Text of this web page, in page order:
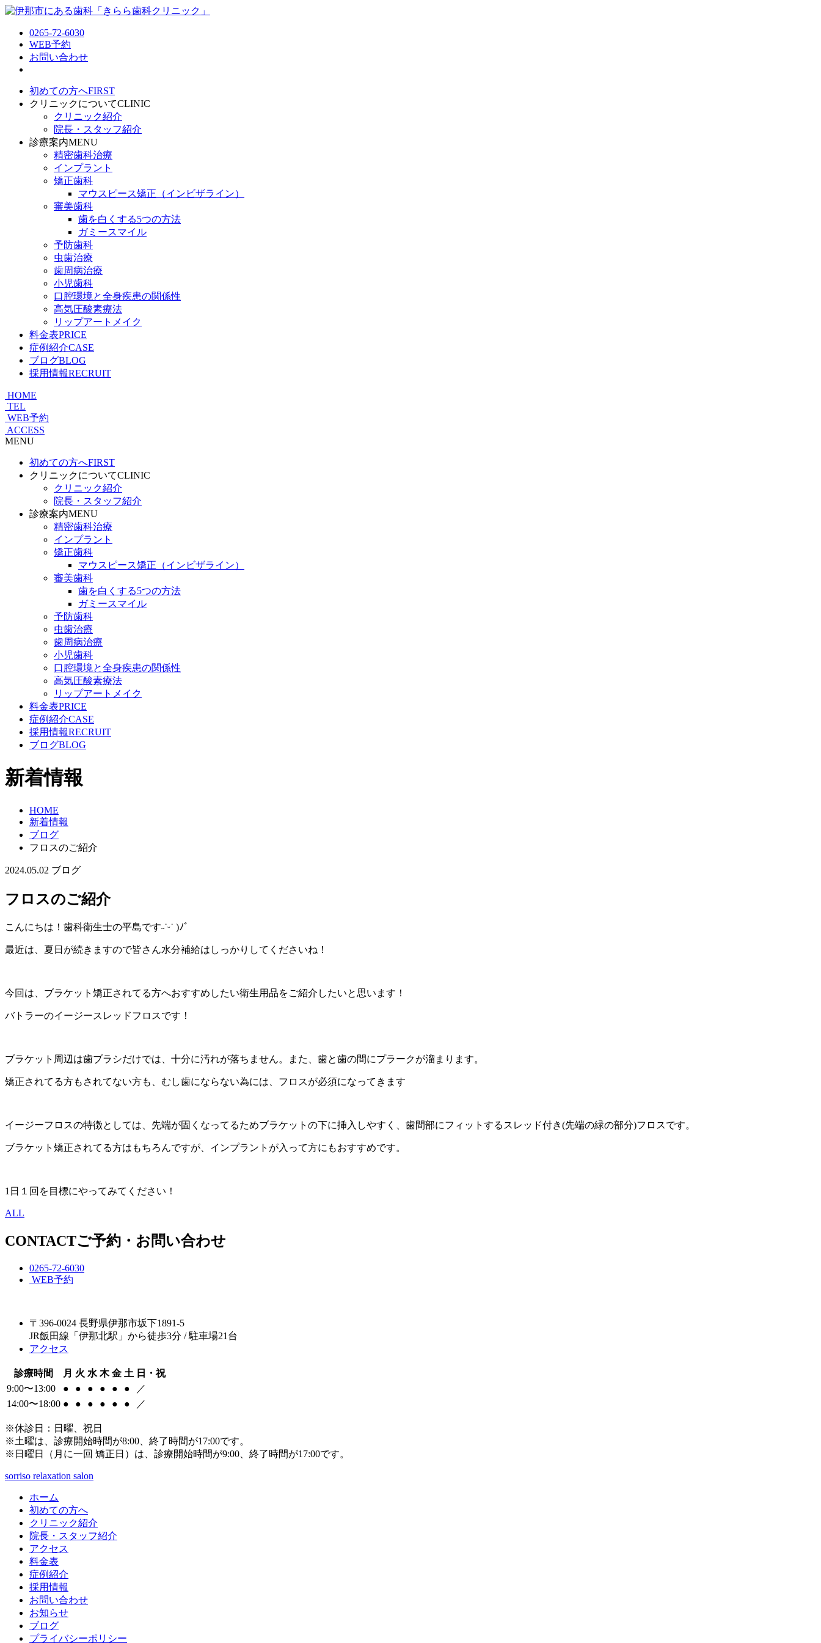
0265-72-6030
WEB予約
お問い合わせ
初めての方へFIRST
クリニックについてCLINIC
クリニック紹介
院長・スタッフ紹介
診療案内MENU
精密歯科治療
インプラント
矯正歯科
マウスピース矯正（インビザライン）
審美歯科
歯を白くする5つの方法
ガミースマイル
予防歯科
虫歯治療
歯周病治療
小児歯科
口腔環境と全身疾患の関係性
高気圧酸素療法
リップアートメイク
料金表PRICE
症例紹介CASE
ブログBLOG
採用情報RECRUIT
HOME
TEL
WEB予約
ACCESS
MENU
初めての方へFIRST
クリニックについてCLINIC
クリニック紹介
院長・スタッフ紹介
診療案内MENU
精密歯科治療
インプラント
矯正歯科
マウスピース矯正（インビザライン）
審美歯科
歯を白くする5つの方法
ガミースマイル
予防歯科
虫歯治療
歯周病治療
小児歯科
口腔環境と全身疾患の関係性
高気圧酸素療法
リップアートメイク
料金表PRICE
症例紹介CASE
採用情報RECRUIT
ブログBLOG
新着情報
HOME
新着情報
ブログ
フロスのご紹介
2024.05.02 ブログ
フロスのご紹介
こんにちは！歯科衛生士の平島です˶˙ᵕ˙ )ﾉﾞ
最近は、夏日が続きますので皆さん水分補給はしっかりしてくださいね！
今回は、ブラケット矯正されてる方へおすすめしたい衛生用品をご紹介したいと思います！
バトラーのイージースレッドフロスです！
ブラケット周辺は歯ブラシだけでは、十分に汚れが落ちません。また、歯と歯の間にプラークが溜まります。
矯正されてる方もされてない方も、むし歯にならない為には、フロスが必須になってきます
イージーフロスの特徴としては、先端が固くなってるためブラケットの下に挿入しやすく、歯間部にフィットするスレッド付き(先端の緑の部分)フロスです。
ブラケット矯正されてる方はもちろんですが、インプラントが入って方にもおすすめです。
1日１回を目標にやってみてください！
ALL
CONTACTご予約・お問い合わせ
0265-72-6030
WEB予約
〒396-0024 長野県伊那市坂下1891-5
JR飯田線「伊那北駅」から徒歩3分 / 駐車場21台
アクセス
診療時間 月 火 水 木 金 土 日・祝
9:00〜13:00
● ● ● ● ● ●
／
14:00〜18:00 ● ● ● ● ● ● ／
※休診日：日曜、祝日
※土曜は、診療開始時間が8:00、終了時間が17:00です。
※日曜日（月に一回 矯正日）は、診療開始時間が9:00、終了時間が17:00です。
sorriso relaxation salon
ホーム
初めての方へ
クリニック紹介
院長・スタッフ紹介
アクセス
料金表
症例紹介
採用情報
お問い合わせ
お知らせ
ブログ
プライバシーポリシー